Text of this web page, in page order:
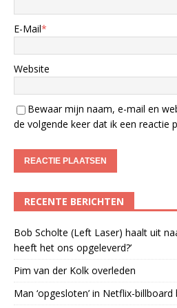
E-Mail*
Website
Bewaar mijn naam, e-mail en
de volgende keer dat ik een reactie
RECENTE BERICHTEN
Bob Scholte (Left Laser) haalt uit
heeft het ons opgeleverd?’
Pim van der Kolk overleden
Man ‘opgesloten’ in Netflix-